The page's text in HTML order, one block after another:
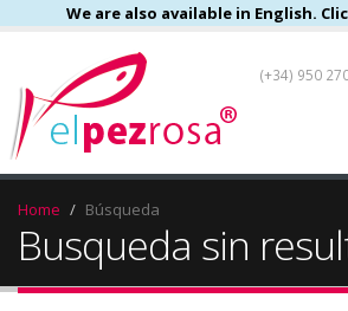
We are also available in English.
(+34) 950
Home Búsqueda
Busqueda sin